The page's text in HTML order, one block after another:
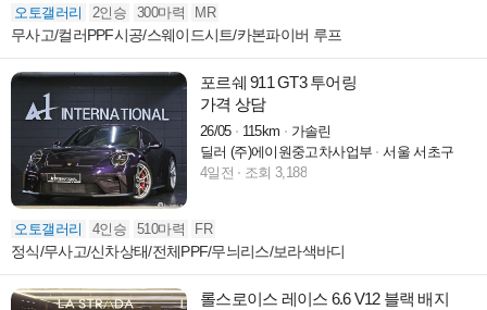
오토갤러리 2인승 300마력 MR
무사고/컬러PPF시공/스웨이드시트/카본파이버 루프
포르쉐 911 GT3 투어링
가격 상담
26/05 115km
가솔린
딜러 (주)에이원중고차사업부
서울 서초구
4일전
조회 3,188
오토갤러리 4인승 510마력 FR
정식/무사고/신차상태/전체PPF/무늬리스/보라색바디
롤스로이스 레이스 6.6 V12 블랙 배지